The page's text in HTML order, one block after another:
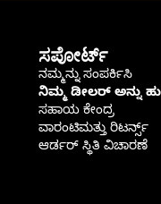
ಸಪೋರ್ಟ್
ನಮ್ಮನ್ನು ಸಂಪರ್ಕಿಸಿ
ನಿಮ್ಮ ಡೀಲರ್ ಅನ್ನು
ಸಹಾಯ ಕೇಂದ್ರ
ವಾರಂಟಿಮತ್ತು ರಿಟರ್ನ್ಸ್
ಆರ್ಡರ್ ಸ್ಥಿತಿ ವಿಚಾರಣೆ